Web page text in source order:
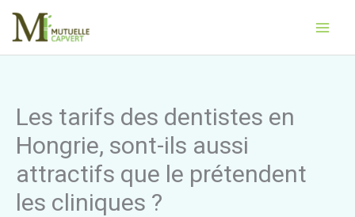
Aller
contenu
Les tarifs des dentistes en
Hongrie, sont-ils aussi
attractifs que le prétendent
les cliniques ?